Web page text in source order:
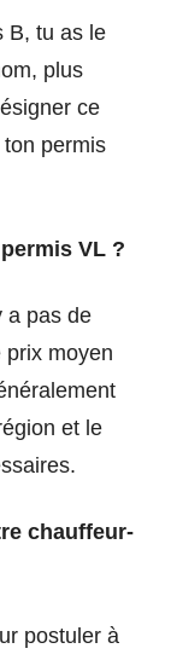
B, tu as le
plus
ce
permis
VL ?
a pas de
prix moyen
et le
chauffeur-
postuler à